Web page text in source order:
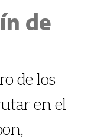
de
de los
en el